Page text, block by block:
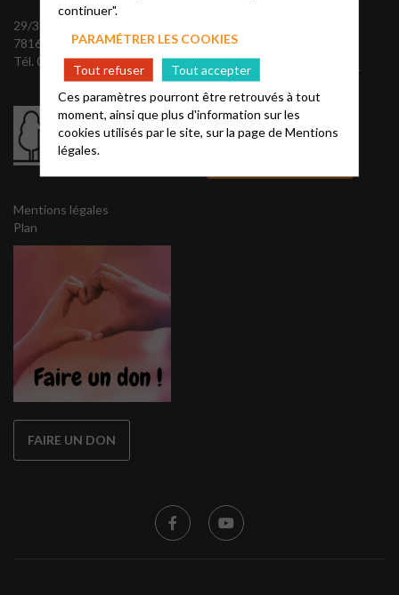
29/31 Chemin des maigrets,
78160 Marly-le-Roi
Tél. 01 39 58 50 58
Mentions légales
Plan
coordonnées, pour recevoir
notre mailing semaine et
notre Agapê trimestriel:
FAIRE UN DON
continuer".
PARAMÉTRER LES COOKIES
Tout refuser
Tout accepter
Ces paramètres pourront être retrouvés à tout
moment, ainsi que plus d'information sur les
cookies utilisés par le site, sur la page deMentions
légales.